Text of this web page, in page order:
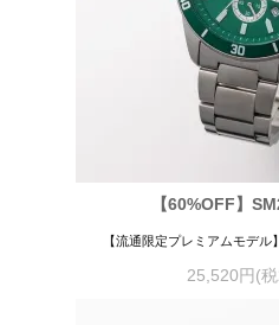
【60%OFF】
【流通限定プレミアムモデ
25,520円(